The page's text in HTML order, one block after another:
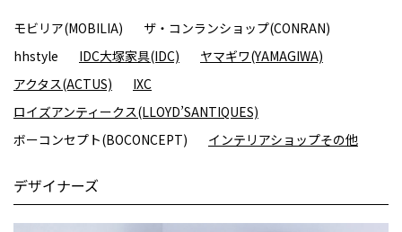
モビリア(MOBILIA)
ザ・コンランショップ(CONRAN)
hhstyle
IDC大塚家具(IDC)
ヤマギワ(YAMAGIWA)
アクタス(ACTUS)
IXC
ロイズアンティークス(LLOYD’SANTIQUES)
ボーコンセプト(BOCONCEPT)
インテリアショップその他
デザイナーズ